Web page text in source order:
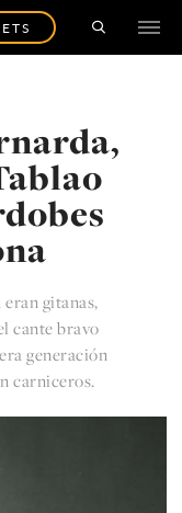
gitanas,
cante bravo
generación
carniceros.